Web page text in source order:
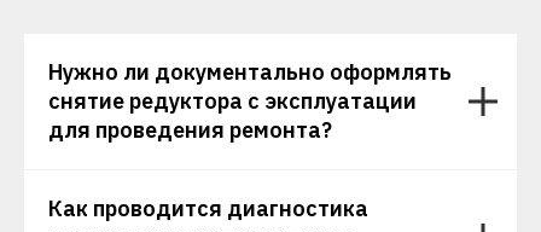
Нужно ли документально оформлять
снятие редуктора с эксплуатации
для проведения ремонта?
Как проводится диагностика